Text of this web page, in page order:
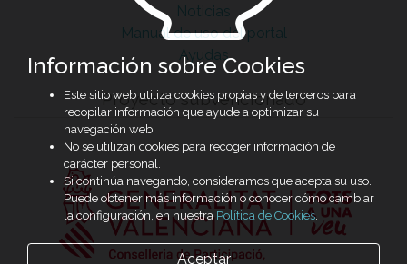
Noticias
Manual de uso del portal
Ayudas
Proyecto subvencionado
Información sobre Cookies
Este sitio web utiliza cookies propias y de terceros para
recopilar información que ayude a optimizar su
navegación web.
No se utilizan cookies para recoger información de
carácter personal.
Si continúa navegando, consideramos que acepta su uso.
Puede obtener más información o conocer cómo cambiar
la configuración, en nuestra Política de Cookies.
Aceptar